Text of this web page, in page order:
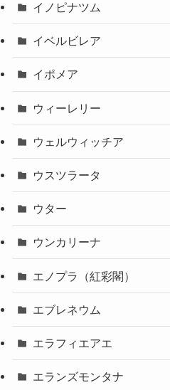
イノピナツム
イベルビレア
イポメア
ウィーレリー
ウェルウィッチア
ウスツラータ
ウター
ウンカリーナ
エノプラ（紅彩閣）
エブレネウム
エラフィエアエ
エランズモンタナ